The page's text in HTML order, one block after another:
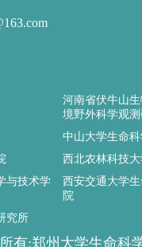
河南省伏牛山
境野外科学观
中山大学生命
西北农林科技
与技术学
西安交通大学
院
究所
有:郑州大学生命科